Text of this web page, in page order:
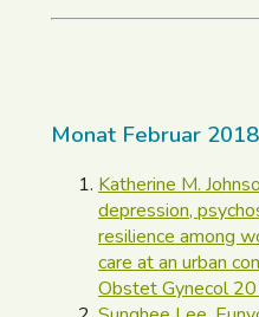
Monat Februar 2018
Katherine M.
depression,
resilience among
care at an urban
Obstet Gynecol